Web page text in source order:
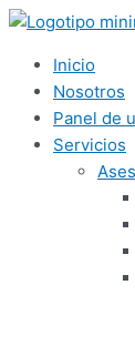
Ir
contenido
Inicio
Nosotros
Panel de
Servicios